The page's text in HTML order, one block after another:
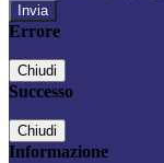
Errore
Chiudi
Successo
Chiudi
Informazione